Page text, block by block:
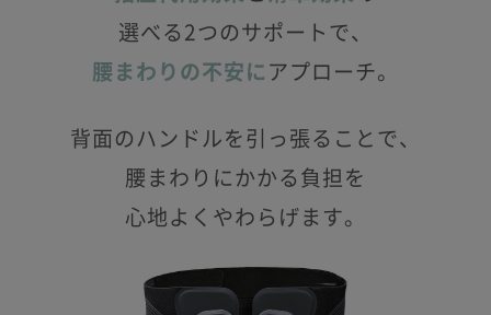
選べる2つのサポートで、
腰まわりの不安に アプローチ。
背面のハンドルを引っ張ることで、
腰まわりにかかる負担を
心地よくやわらげます。